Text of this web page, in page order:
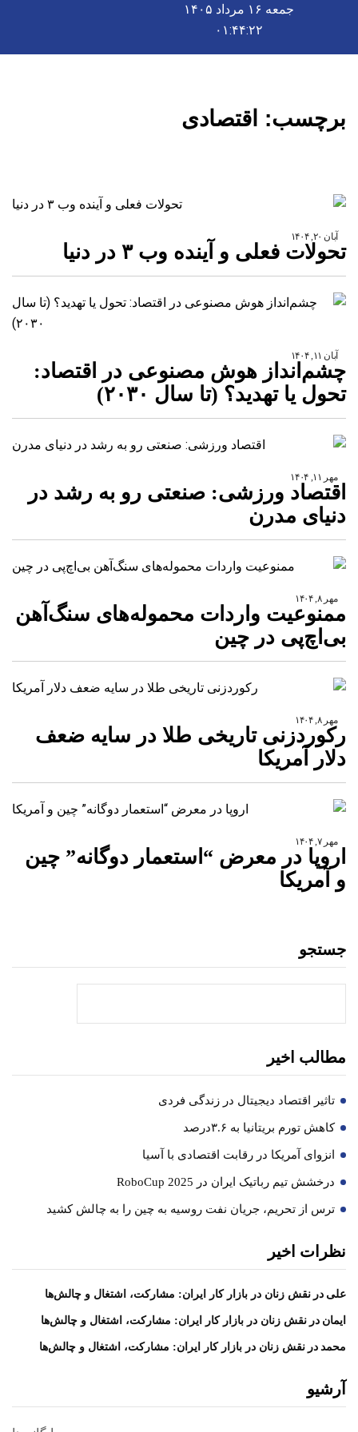
جمعه ۱۶ مرداد ۱۴۰۵
۰۱:۴۴:۲۲
برچسب: اقتصادی
آبان ۲۰, ۱۴۰۴
تحولات فعلی و آینده وب ۳ در دنیا
آبان ۱۱, ۱۴۰۴
چشم‌انداز هوش مصنوعی در اقتصاد:
تحول یا تهدید؟ (تا سال ۲۰۳۰)
مهر ۱۱, ۱۴۰۴
اقتصاد ورزشی: صنعتی رو به رشد در
دنیای مدرن
مهر ۸, ۱۴۰۴
ممنوعیت واردات محموله‌های سنگ‌آهن
بی‌اچ‌پی در چین
مهر ۸, ۱۴۰۴
رکوردزنی تاریخی طلا در سایه ضعف
دلار آمریکا
مهر ۷, ۱۴۰۴
اروپا در معرض “استعمار دوگانه” چین
و آمریکا
جستجو
مطالب اخیر
تاثیر اقتصاد دیجیتال در زندگی فردی
کاهش تورم بریتانیا به ۳.۶درصد
انزوای آمریکا در رقابت اقتصادی با آسیا
درخشش تیم رباتیک ایران در RoboCup 2025
ترس از تحریم، جریان نفت روسیه به چین را به چالش کشید
نظرات اخیر
علی در نقش زنان در بازار کار ایران: مشارکت، اشتغال و چالش‌ها
ایمان در نقش زنان در بازار کار ایران: مشارکت، اشتغال و چالش‌ها
محمد در نقش زنان در بازار کار ایران: مشارکت، اشتغال و چالش‌ها
آرشیو